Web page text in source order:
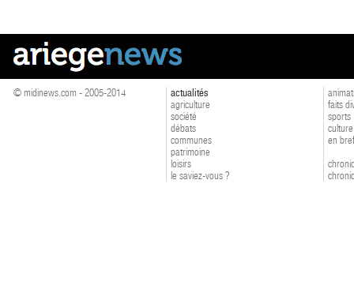
© midinews.com - 2005-2014
actualités
agriculture
société
débats
communes
patrimoine
loisirs
le saviez-vous ?
faits
sports
culture
en bref